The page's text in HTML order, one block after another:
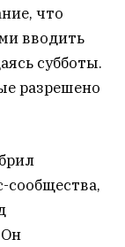
что
вводить
субботы.
разрешено
сообщества,
Он